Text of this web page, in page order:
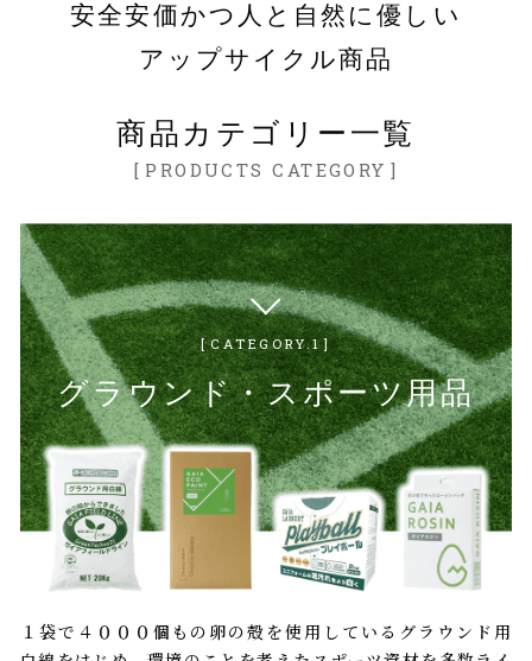
安全安価かつ 人と自然に優しい
アップサイクル商品
商品カテゴリー一覧
PRODUCTS CATEGORY
CATEGORY.1
グラウンド・スポーツ用品
１袋で４０００個もの卵の殻を使用しているグラウンド用